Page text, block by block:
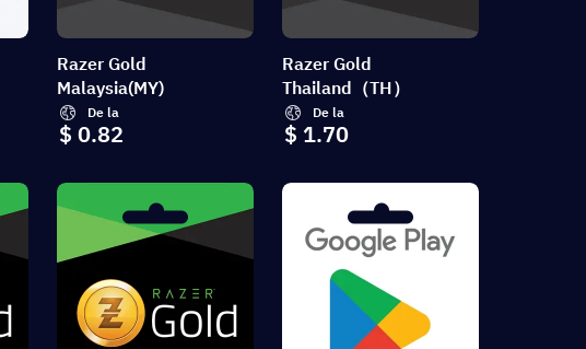
Razer Gold
Malaysia(MY)
De la
$ 0.82
Razer Gold
Thailand（TH）
De la
$ 1.70